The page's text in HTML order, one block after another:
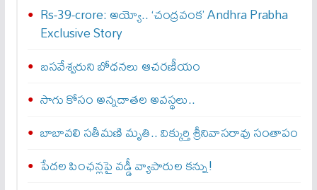
Rs-39-crore: అయ్యో.. ‘చంద్రవంక’ Andhra Prabha
Exclusive Story
బసవేశ్వరుని బోధనలు ఆచరణీయం
సాగు కోసం అన్నదాతల అవస్థలు..
బాబావలి సతీమణి మృతి.. విక్కుర్తి శ్రీనివాసరావు సంతాపం
పేదల పింఛన్లపై వడ్డీ వ్యాపారుల కన్ను!